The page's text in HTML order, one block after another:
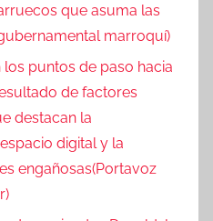
que asuma las
marroquí)
puntos de paso hacia
de factores
destacan la
digital y la
engañosas(Portavoz